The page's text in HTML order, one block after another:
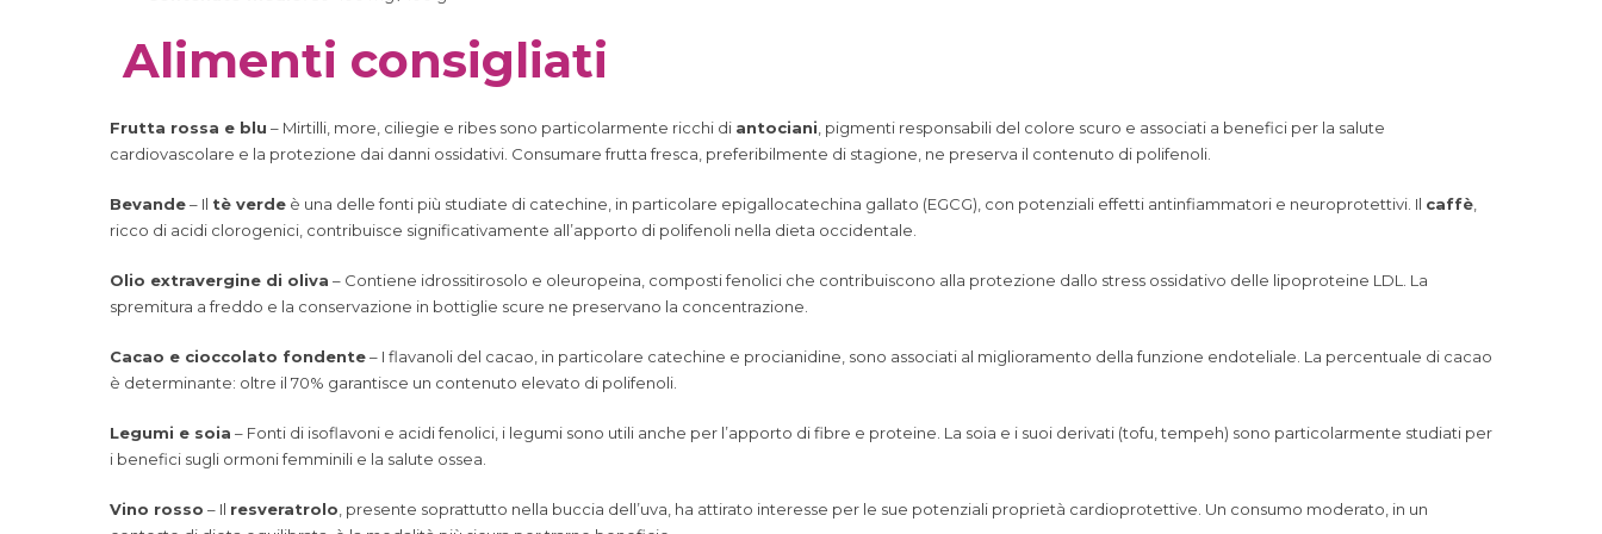
Alimenti consigliati
Frutta rossa e blu – Mirtilli, more, ciliegie e ribes sono particolarmente ricchi di antociani, pigmenti responsabili del colore scuro e associati a benefici per la salute
cardiovascolare e la protezione dai danni ossidativi. Consumare frutta fresca, preferibilmente di stagione, ne preserva il contenuto di polifenoli.
Bevande– Il tè verde è una delle fonti più studiate di catechine, in particolare epigallocatechina gallato (EGCG), con potenziali effetti antinfiammatori e neuroprotettivi. Il caffè,
ricco di acidi clorogenici, contribuisce significativamente all’apporto di polifenoli nella dieta occidentale.
Olio extravergine di oliva – Contiene idrossitirosolo e oleuropeina, composti fenolici che contribuiscono alla protezione dallo stress ossidativo delle lipoproteine LDL. La
spremitura a freddo e la conservazione in bottiglie scure ne preservano la concentrazione.
Cacao e cioccolato fondente– I flavanoli del cacao, in particolare catechine e procianidine, sono associati al miglioramento della funzione endoteliale. La percentuale di cacao
è determinante: oltre il 70% garantisce un contenuto elevato di polifenoli.
Legumi e soia – Fonti di isoflavoni e acidi fenolici, i legumi sono utili anche per l’apporto di fibre e proteine. La soia e i suoi derivati (tofu, tempeh) sono particolarmente studiati per
i benefici sugli ormoni femminili e la salute ossea.
Vino rosso – Il resveratrolo, presente soprattutto nella buccia dell’uva, ha attirato interesse per le sue potenziali proprietà cardioprotettive. Un consumo moderato, in un